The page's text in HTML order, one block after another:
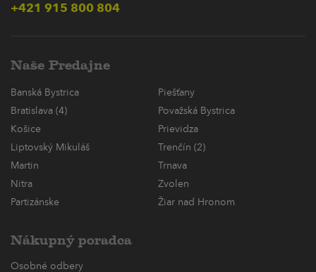
+421 915 800 804
Naše Predajne
Banská Bystrica
Piešťany
Bratislava (4)
Považská Bystrica
Košice
Prievidza
Liptovský Mikuláš
Trenčín (2)
Martin
Trnava
Nitra
Zvolen
Partizánske
Žiar nad Hronom
Nákupný poradca
Osobné odbery